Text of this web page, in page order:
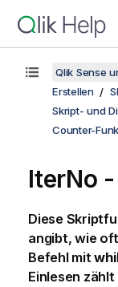
Qlik Sense
Erstellen
Skript- und
Counter-
IterNo
Diese
angibt, wie
Befehl mit
Einlesen zählt